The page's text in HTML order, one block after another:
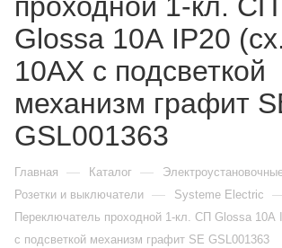
Glossa 10А IP20
10AX с подсветкой
механизм графит
GSL001363
Главная — Каталог —
Розетки и выключатели — Systeme Electric
Переключатель проходной 1-кл. СП Glossa 10А
с подсветкой механизм графит SE GSL001363